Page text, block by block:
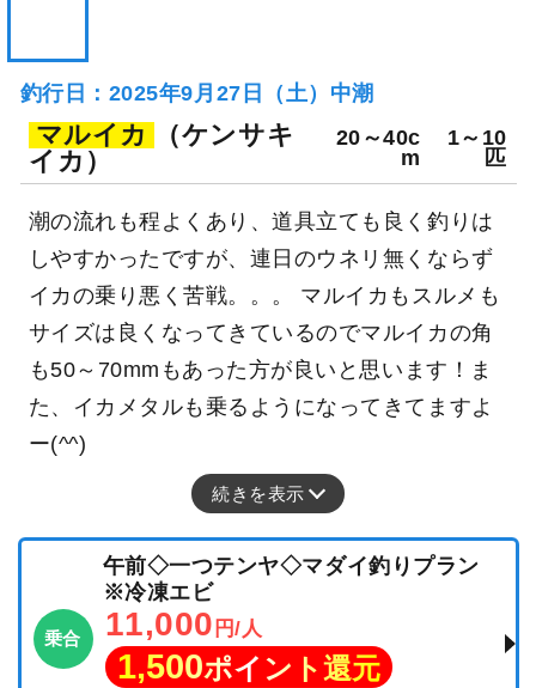
釣行日：2025年9月27日（土）中潮
マルイカ
（ケンサキ
イカ）
20～40c
m
1～10
匹
潮の流れも程よくあり、道具立ても良く釣りは
しやすかったですが、連日のウネリ無くならず
イカの乗り悪く苦戦。。。 マルイカもスルメも
サイズは良くなってきているのでマルイカの角
も50～70mmもあった方が良いと思います！ま
た、イカメタルも乗るようになってきてますよ
ー(^^)
続きを表示
乗合
午前◇一つテンヤ◇マダイ釣りプラン
※冷凍エビ
11,000 円/人
1,500ポイント還元